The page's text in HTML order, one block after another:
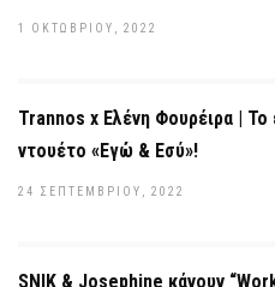
1 ΟΚΤΩΒΡΊΟΥ, 2022
Trannos x Ελένη Φουρέιρα |
ντουέτο «Εγώ & Εσύ»!
24 ΣΕΠΤΕΜΒΡΊΟΥ, 2022
SNIK & Josephine κάνουν